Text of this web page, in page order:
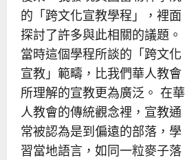
的「跨文化宣教學程」，裡面
探討了許多與此相關的議題。
當時這個學程所談的「跨文化
宣教」範疇，比我們華人教會
所理解的宣教更為廣泛。 在華
人教會的傳統觀念裡，宣教通
常被認為是到偏遠的部落，學
習當地語言，如同一粒麥子落